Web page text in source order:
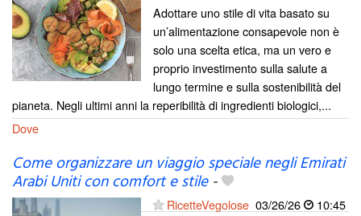
Adottare uno stile di vita basato su
un’alimentazione consapevole non è
solo una scelta etica, ma un vero e
proprio investimento sulla salute a
lungo termine e sulla sostenibilità del
pianeta. Negli ultimi anni la reperibilità di ingredienti biologici,...
Dove
Come organizzare un viaggio speciale negli Emirati
Arabi Uniti con comfort e stile-
RicetteVegolose 03/26/26
10:45